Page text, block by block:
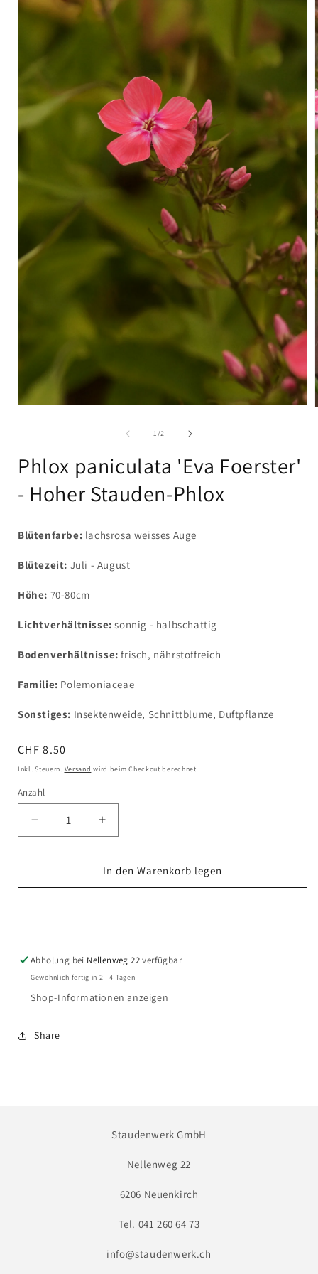
1/von
2
Phlox paniculata 'Eva Foerster'
- Hoher Stauden-Phlox
Blütenfarbe: lachsrosa weisses Auge
Blütezeit: Juli - August
Höhe: 70-80cm
Lichtverhältnisse: sonnig - halbschattig
Bodenverhältnisse: frisch, nährstoffreich
Familie: Polemoniaceae
Sonstiges: Insektenweide, Schnittblume, Duftpflanze
Normaler
Preis
CHF 8.50
Inkl. Steuern. Versand wird beim Checkout berechnet
Anzahl
Verringere
die
Menge
Phlox
Hoher
Stauden-
Erhöhe
die
Menge
für
Phlox
Hoher
Stauden-
In den Warenkorb legen
Abholung bei Nellenweg 22verfügbar
Gewöhnlich fertig in 2 - 4 Tagen
Shop-Informationen anzeigen
Share
Staudenwerk GmbH
Nellenweg 22
6206 Neuenkirch
Tel. 041 260 64 73
info@staudenwerk.ch